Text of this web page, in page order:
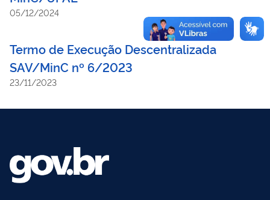
05/12/2024
Termo de Execução Descentralizada
SAV/MinC nº 6/2023
23/11/2023